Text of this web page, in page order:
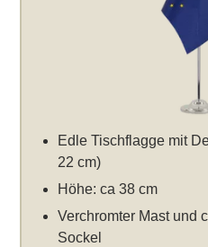
Edle Tischflagge mit
22 cm)
Höhe: ca 38 cm
Verchromter Mast und
Sockel